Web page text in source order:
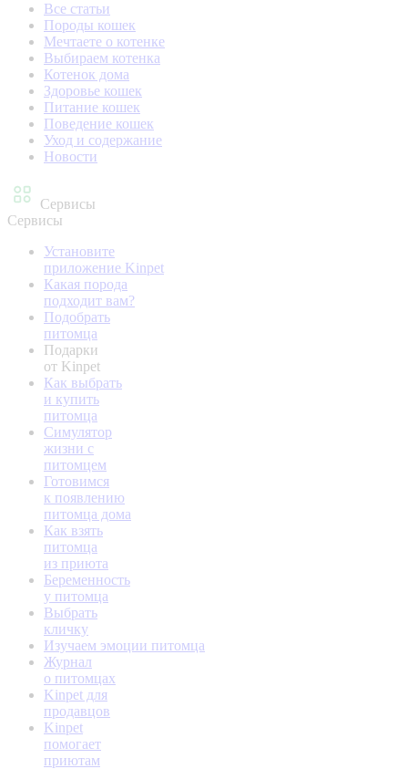
Все статьи
Породы кошек
Мечтаете о котенке
Выбираем котенка
Котенок дома
Здоровье кошек
Питание кошек
Поведение кошек
Уход и содержание
Новости
Сервисы
Сервисы
Установите
приложение Kinpet
Какая порода
подходит вам?
Подобрать
питомца
Подарки
от Kinpet
Как выбрать
и купить
питомца
Симулятор
жизни с
питомцем
Готовимся
к появлению
питомца дома
Как взять
питомца
из приюта
Беременность
у питомца
Выбрать
кличку
Изучаем эмоции питомца
Журнал
о питомцах
Kinpet для
продавцов
Kinpet
помогает
приютам